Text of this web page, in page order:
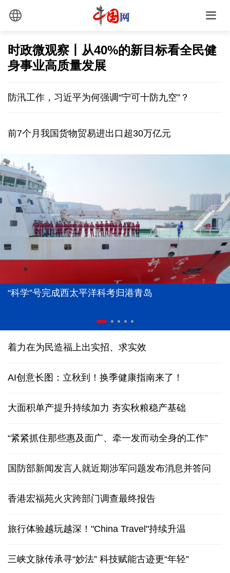
时政微观察丨从40%的新目标看全民健
身事业高质量发展
防汛工作，习近平为何强调“宁可十防九空”？
前7个月我国货物贸易进出口超30万亿元
“科学”号完成西太平洋科考归港青岛
着力在为民造福上出实招、求实效
AI创意长图：立秋到！换季健康指南来了！
大面积单产提升持续加力 夯实秋粮稳产基础
“紧紧抓住那些惠及面广、牵一发而动全身的工作”
国防部新闻发言人就近期涉军问题发布消息并答问
香港宏福苑火灾跨部门调查最终报告
旅行体验越玩越深！"China Travel"持续升温
三峡文脉传承寻“妙法” 科技赋能古迹更“年轻”